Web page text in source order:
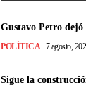
Gustavo Petro
POLÍTICA 7 agosto,
Sigue la